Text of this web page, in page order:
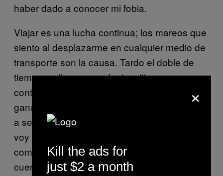
haber dado a conocer mi fobia.
Viajar es una lucha continua; los mareos que
siento al desplazarme en cualquier medio de
transporte son la causa. Tardo el doble de
tiempo en llegar a cualquier sitio porque
continuamente tengo que luchar con las
ganas de regresar corriendo a casa, no vaya
a ser que las náuseas sean un aviso de que
voy a vomitar. Comer en un restaurante es
como que si me pidieran caminar en una
cuerda suspendida sobre un tanque de
×
Kill the ads for
just $2 a month